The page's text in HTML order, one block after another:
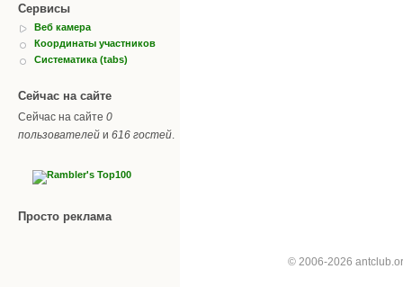
Сервисы
Веб камера
Координаты участников
Систематика (tabs)
Сейчас на сайте
Сейчас на сайте 0
пользователей и 616 гостей
Просто реклама
© 2006-2026